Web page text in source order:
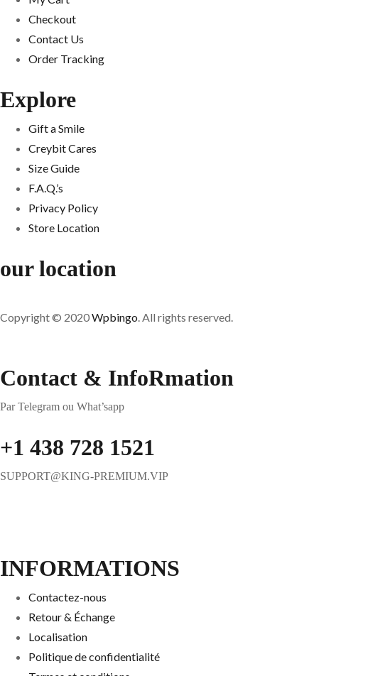
Checkout
Contact Us
Order Tracking
Explore
Gift a Smile
Creybit Cares
Size Guide
F.A.Q.’s
Privacy Policy
Store Location
our location
Copyright © 2020Wpbingo. All rights reserved.
Contact & InfoRmation
Par Telegram ou What’sapp
+1 438 728 1521
SUPPORT@KING-PREMIUM.VIP
INFORMATIONS
Contactez-nous
Retour & Échange
Localisation
Politique de confidentialité